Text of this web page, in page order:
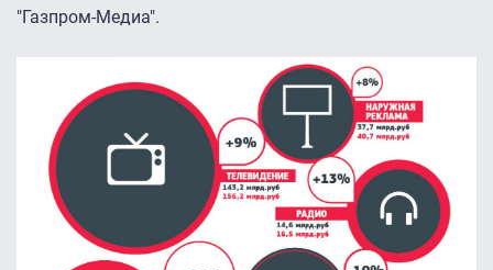
"Газпром-Медиа".